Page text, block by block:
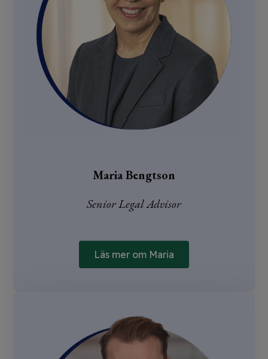
Maria Bengtson
Senior Legal Advisor
Läs mer om Maria